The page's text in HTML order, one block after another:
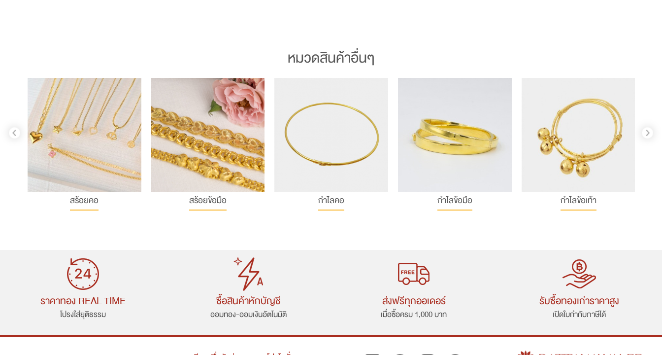
หมวดสินค้าอื่นๆ
สร้อยคอ สร้อยข้อมือ กำไลคอ กำไลข้อมือ กำไลข้อเท้า
ราคาทอง REAL TIME
โปรงใส่ยุติธรรม
ซื้อสินค้าหักบัญชี
ออมทอง-ออมเงินอัตโนมัติ
ส่งฟรีทุกออเดอร์
เมื่อซื้อครม 1,000 บาท
รับซื้อทองเก่าราคาสูง
เปิดใบกำกับภาษีได้